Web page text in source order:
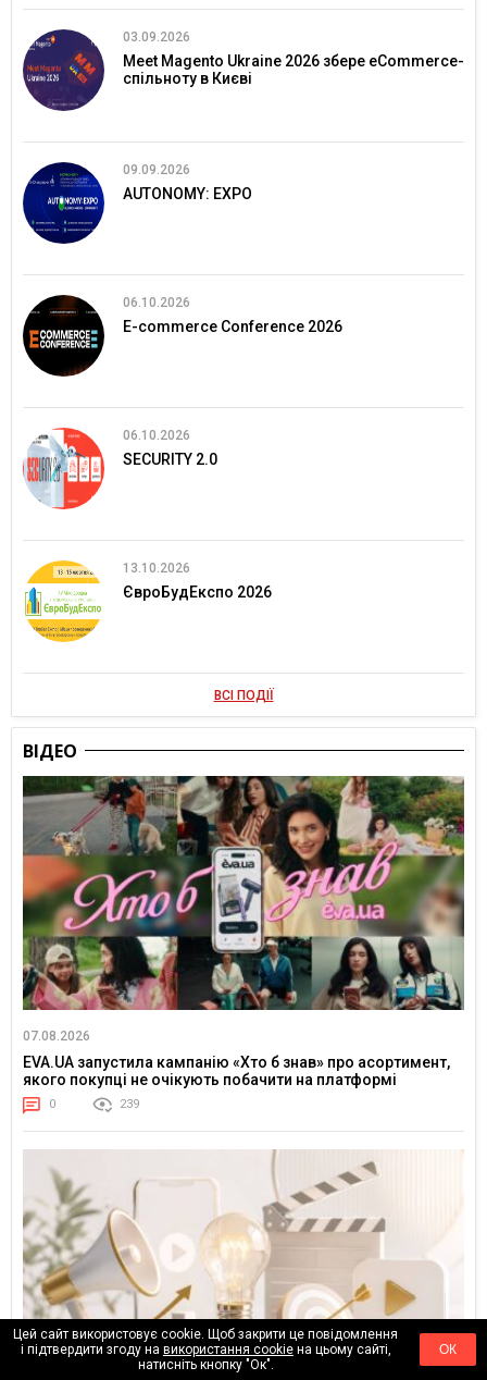
03.09.2026
Meet Magento Ukraine 2026 збере eCommerce-
спільноту в Києві
09.09.2026
AUTONOMY: EXPO
06.10.2026
E-commerce Conference 2026
06.10.2026
SECURITY 2.0
13.10.2026
ЄвроБудЕкспо 2026
ВСІ ПОДІЇ
ВІДЕО
07.08.2026
EVA.UA запустила кампанію «Хто б знав» про асортимент,
якого покупці не очікують побачити на платформі
0 239
Цей сайт використовує cookie. Щоб закрити це повідомлення
і підтвердити згоду на використання cookieна цьому сайті,
натисніть кнопку "Ок".
ОК